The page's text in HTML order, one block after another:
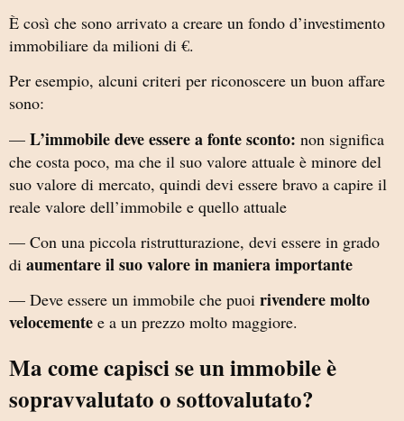
È così che sono arrivato a creare un fondo d’investimento
immobiliare da milioni di €.
Per esempio, alcuni criteri per riconoscere un buon affare
sono:
— L’immobile deve essere a fonte sconto: non significa
che costa poco, ma che il suo valore attuale è minore del
suo valore di mercato, quindi devi essere bravo a capire il
reale valore dell’immobile e quello attuale
— Con una piccola ristrutturazione, devi essere in grado
di aumentare il suo valore in maniera importante
— Deve essere un immobile che puoi rivendere molto
velocemente e a un prezzo molto maggiore.
Ma come capisci se un immobile è
sopravvalutato o sottovalutato?